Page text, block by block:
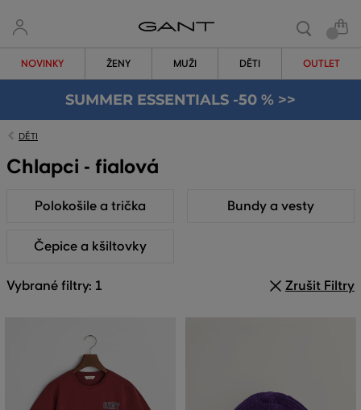
NOVINKY ŽENY MUŽI DĚTI OUTLET
SUMMER ESSENTIALS -50 % >>
DĚTI
Chlapci - fialová
Polokošile a trička Bundy a vesty
Čepice a kšiltovky
Vybrané filtry: 1 Zrušit Filtry